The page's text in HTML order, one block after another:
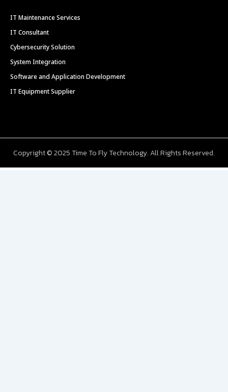
IT Maintenance Services
IT Consultant
Cybersecurity Solution
System Integration
Software and Application Development
IT Equipment Supplier
Copyright © 2025 Time To Fly Technology. All Rights Reserved.